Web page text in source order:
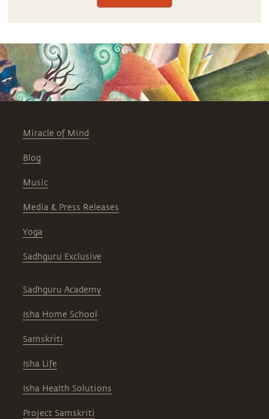
Miracle of Mind
Blog
Music
Media & Press Releases
Yoga
Sadhguru Exclusive
Sadhguru Academy
Isha Home School
Samskriti
Isha Life
Isha Health Solutions
Project Samskriti